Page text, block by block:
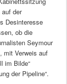
der
Desinteresse
ob die
Seymour
mit Verweis auf
im Bilde“
der Pipeline“.